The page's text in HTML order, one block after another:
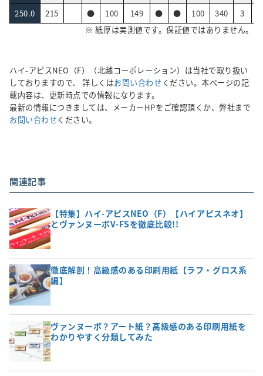
250.0
215 ● 100 149 ● ● 100 340 3
※ 紙厚は実測値です。保証値ではありません。
ハイ-アピスNEO（F）（北越コーポレーション）は当社で取り扱い
しておりますので、 詳しくはお問い合わせ ください。本ページの記
載内容は、更新時点での情報になります。
最新の情報につきましては、メーカーHPをご確認頂くか、弊社まで
お問い合わせください。
関連記事
【特集】ハイ-アピスNEO（F）【ハイアピスネオ】
とヴァンヌーボV-FSを徹底比較!!
徹底解剖！高級感のある印刷用紙【ラフ・グロス系
編】
ヴァンヌーボ？アート紙？高級感のある印刷用紙を
わかりやすく分類してみた